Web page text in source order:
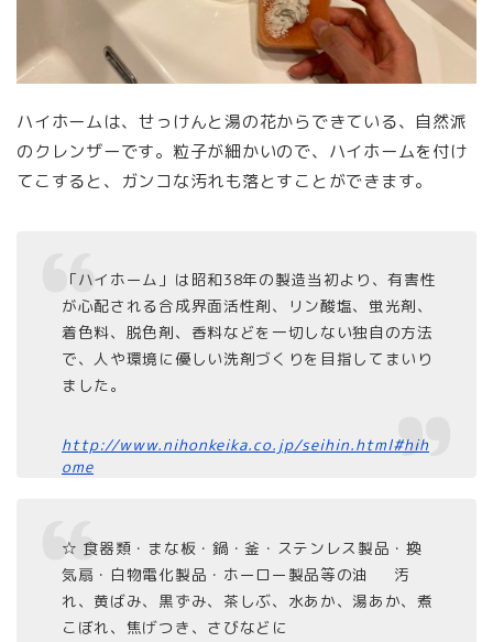
ハイホームは、せっけんと湯の花からできている、自然派
のクレンザーです。粒子が細かいので、ハイホームを付け
てこすると、ガンコな汚れも落とすことができます。
「ハイホーム」は昭和38年の製造当初より、有害性
が心配される合成界面活性剤、リン酸塩、蛍光剤、
着色料、脱色剤、香料などを一切しない独自の方法
で、人や環境に優しい洗剤づくりを目指してまいり
ました。
http://www.nihonkeika.co.jp/seihin.html#hih
ome
☆ 食器類・まな板・鍋・釜・ステンレス製品・換
気扇・白物電化製品・ホーロー製品等の油 汚
れ、黄ばみ、黒ずみ、茶しぶ、水あか、湯あか、煮
こぼれ、焦げつき、さびなどに